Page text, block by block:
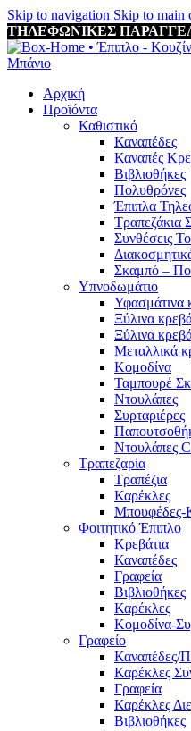
Skip to navigation Skip to main
ΤΗΛΕΦΩΝΙΚΕΣ
Αρχική
Προϊόντα
Καθιστικό
Καναπέδες
Καναπές
Βιβλιοθήκες
Πολυθρόνες
Έπιπλα
Τραπεζάκια
Συνθέσεις
Σκαμπό –
Υπνοδωμάτιο
Υφασμάτινα
Ξύλινα
Ξύλινα
Mεταλλικά
Κομοδίνα
Ταμπουρέ
Ντουλάπες
Συρταριέρες
Ντουλάπες
Τραπεζαρία
Τραπέζια
Καρέκλες
Μπουφέδες-
Φοιτητικό Έπιπλο
Κρεβάτια
Καναπέδες
Γραφεία
Βιβλιοθήκες
Καρέκλες
Κομοδίνα-
Γραφείο
Καναπέδες/
Καρέκλες
Γραφεία
Καρέκλες
Βιβλιοθήκες